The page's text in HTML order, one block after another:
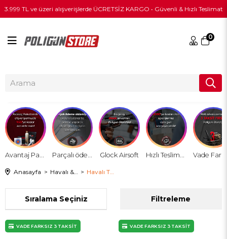
3.999 TL ve üzeri alışverişlerde ÜCRETSİZ KARGO • Güvenli & Hızlı Teslimat
0
Glock Airsoft
Anasayfa
Filtreleme
Sıralama
VADE FARKSIZ 3 TAKSİT VADE FARKSIZ 3 TAKSİT